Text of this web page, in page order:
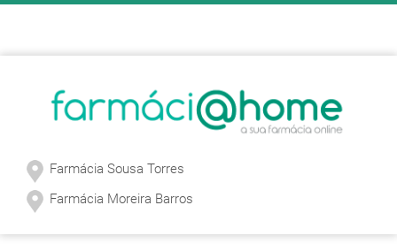
Farmácia Sousa Torres
Farmácia Moreira Barros